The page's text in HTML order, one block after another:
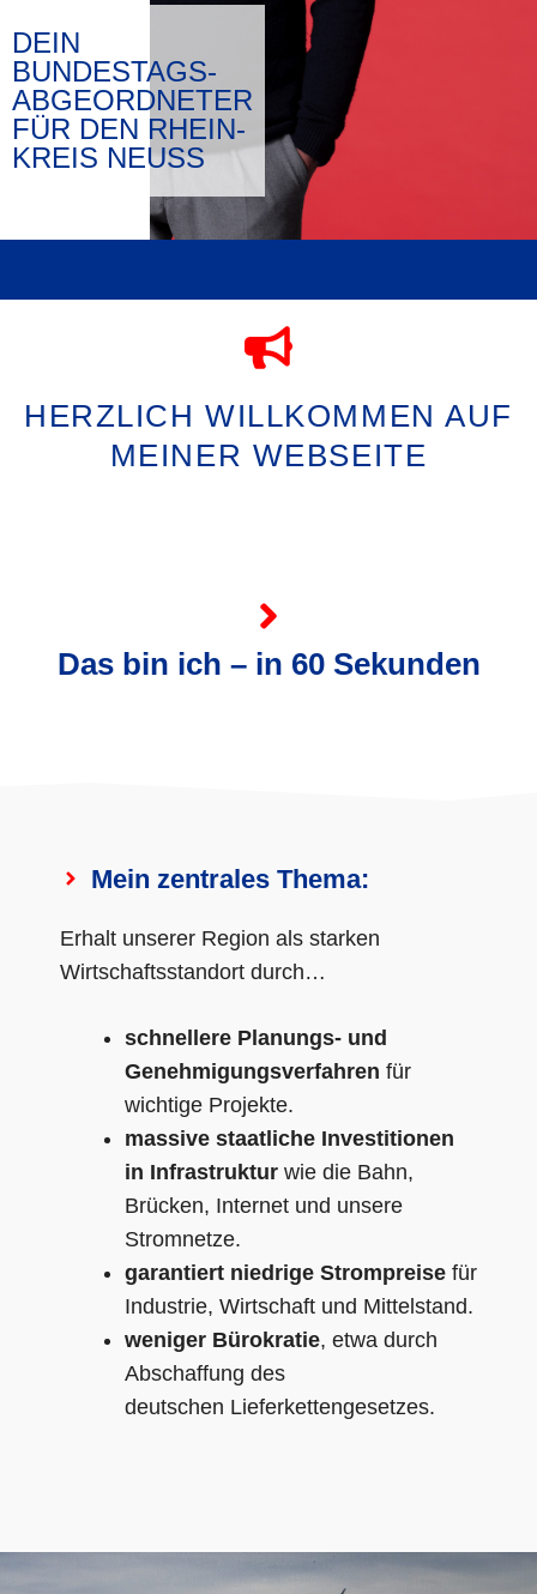
DEIN
BUNDESTAGS-
ABGEORDNETER
FÜR DEN RHEIN-
KREIS NEUSS
HERZLICH WILLKOMMEN AUF
MEINER WEBSEITE
Das bin ich – in 60 Sekunden
Mein zentrales Thema:
Erhalt unserer Region als starken
Wirtschaftsstandort durch…
schnellere Planungs- und
Genehmigungsverfahren für
wichtige Projekte.
massive staatliche Investitionen
in Infrastruktur wie die Bahn,
Brücken, Internet und unsere
Stromnetze.
garantiert niedrige Strompreise für
Industrie, Wirtschaft und Mittelstand.
weniger Bürokratie, etwa durch
Abschaffung des
deutschen Lieferkettengesetzes.